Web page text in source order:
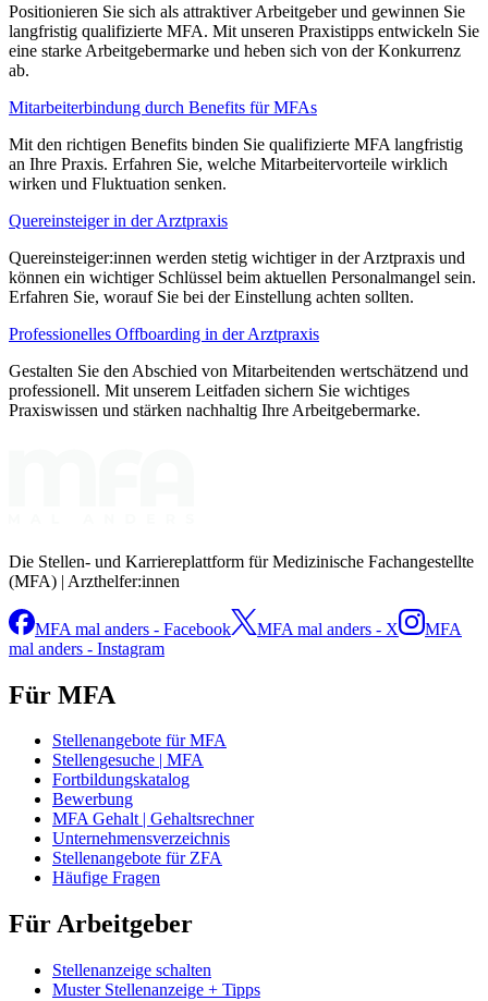
Positionieren Sie sich als attraktiver Arbeitgeber und gewinnen Sie
langfristig qualifizierte MFA. Mit unseren Praxistipps entwickeln Sie
eine starke Arbeitgebermarke und heben sich von der Konkurrenz
ab.
Mitarbeiterbindung durch Benefits für MFAs
Mit den richtigen Benefits binden Sie qualifizierte MFA langfristig
an Ihre Praxis. Erfahren Sie, welche Mitarbeitervorteile wirklich
wirken und Fluktuation senken.
Quereinsteiger in der Arztpraxis
Quereinsteiger:innen werden stetig wichtiger in der Arztpraxis und
können ein wichtiger Schlüssel beim aktuellen Personalmangel sein.
Erfahren Sie, worauf Sie bei der Einstellung achten sollten.
Professionelles Offboarding in der Arztpraxis
Gestalten Sie den Abschied von Mitarbeitenden wertschätzend und
professionell. Mit unserem Leitfaden sichern Sie wichtiges
Praxiswissen und stärken nachhaltig Ihre Arbeitgebermarke.
Die Stellen- und Karriereplattform für Medizinische Fachangestellte
(MFA) | Arzthelfer:innen
MFA mal anders - Facebook MFA mal anders - X
MFA
mal anders - Instagram
Für MFA
Stellenangebote für MFA
Stellengesuche | MFA
Fortbildungskatalog
Bewerbung
MFA Gehalt | Gehaltsrechner
Unternehmensverzeichnis
Stellenangebote für ZFA
Häufige Fragen
Für Arbeitgeber
Stellenanzeige schalten
Muster Stellenanzeige + Tipps